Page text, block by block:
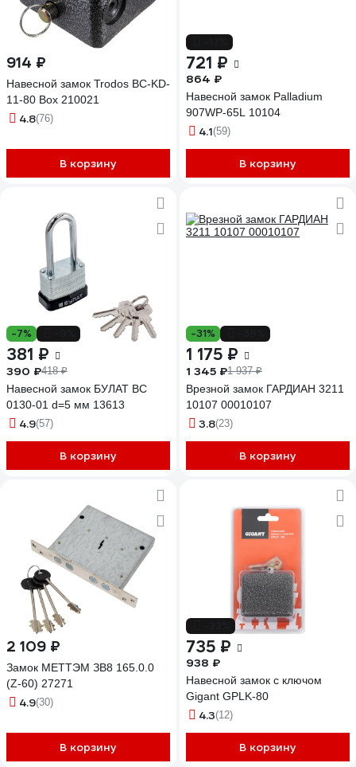
914 ₽
Навесной замок Trodos ВС-KD-
11-80 Box 210021
4.8(76)
В корзину
721 ₽
864 ₽
Навесной замок Palladium
907WP-65L 10104
4.1(59)
В корзину
-7%
381 ₽
390 ₽418 ₽
Навесной замок БУЛАТ ВС
0130-01 d=5 мм 13613
4.9(57)
В корзину
-31%
1 175 ₽
1 345 ₽1 937 ₽
Врезной замок ГАРДИАН 3211
10107 00010107
3.8(23)
В корзину
2 109 ₽
Замок МЕТТЭМ ЗВ8 165.0.0
(Z-60) 27271
4.9(30)
В корзину
735 ₽
938 ₽
Навесной замок с ключом
Gigant GPLK-80
4.3(12)
В корзину